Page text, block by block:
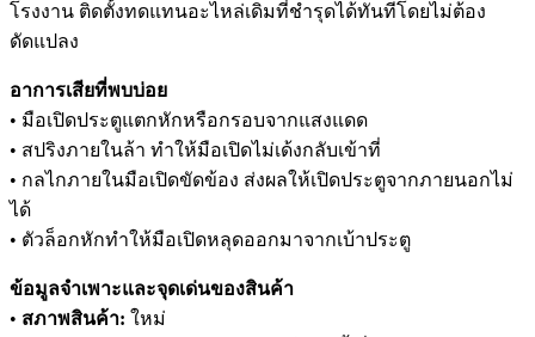
โรงงาน ติดตั้งทดแทนอะไหล่เดิมที่ชำรุดได้ทันทีโดยไม่ต้อง
ดัดแปลง
อาการเสียที่พบบ่อย
• มือเปิดประตูแตกหักหรือกรอบจากแสงแดด
• สปริงภายในล้า ทำให้มือเปิดไม่เด้งกลับเข้าที่
• กลไกภายในมือเปิดขัดข้อง ส่งผลให้เปิดประตูจากภายนอกไม่
ได้
• ตัวล็อกหักทำให้มือเปิดหลุดออกมาจากเบ้าประตู
ข้อมูลจำเพาะและจุดเด่นของสินค้า
• สภาพสินค้า: ใหม่